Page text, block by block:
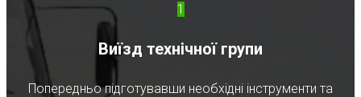
1
Виїзд технічної групи
Попередньо підготувавши необхідні інструменти та